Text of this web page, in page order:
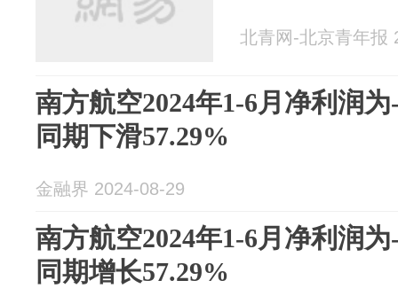
北青网-北京青年报
南方航空2024年1-6月净利润
同期下滑57.29%
金融界 2024-08-29
南方航空2024年1-6月净利润
同期增长57.29%